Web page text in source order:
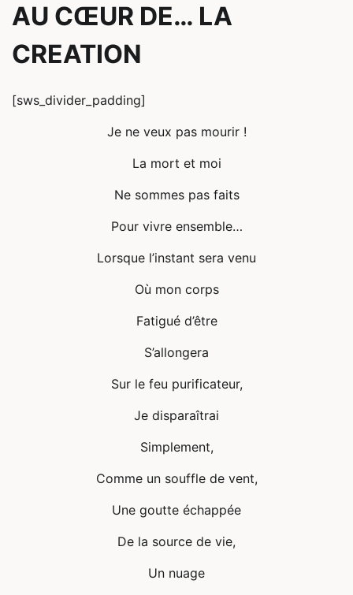
AU CŒUR DE… LA
CREATION
[sws_divider_padding]
Je ne veux pas mourir !
La mort et moi
Ne sommes pas faits
Pour vivre ensemble…
Lorsque l’instant sera venu
Où mon corps
Fatigué d’être
S’allongera
Sur le feu purificateur,
Je disparaîtrai
Simplement,
Comme un souffle de vent,
Une goutte échappée
De la source de vie,
Un nuage